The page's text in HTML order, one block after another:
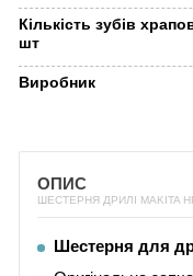
Кількість зубів
шт
Виробник
ОПИС
ШЕСТЕРНЯ ДРИЛІ MAKITA
Шестерня для